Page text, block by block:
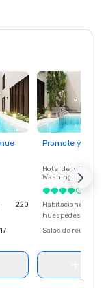
220
17
Promote your
Hotel de lujo en
Washington
Habitaciones para
huéspedes
Salas de reunión